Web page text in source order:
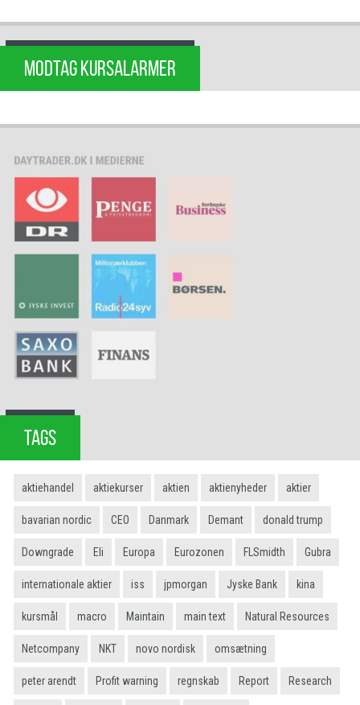
MODTAG KURSALARMER
TAGS
aktiehandel aktiekurser aktien aktienyheder aktier
bavarian nordic CEO Danmark Demant donald trump
Downgrade Eli Europa Eurozonen FLSmidth Gubra
internationale aktier iss jpmorgan Jyske Bank kina
kursmål macro Maintain main text Natural Resources
Netcompany NKT novo nordisk omsætning
peter arendt Profit warning regnskab Report Research